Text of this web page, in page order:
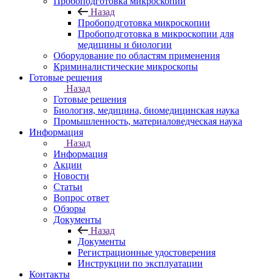
Назад
Пробоподготовка микроскопии
Пробоподготовка в микроскопии для
медицины и биологии
Оборудование по областям применения
Криминалистические микроскопы
Готовые решения
Назад
Готовые решения
Биология, медицина, биомедицинская наука
Промышленность, материаловедческая наука
Информация
Назад
Информация
Акции
Новости
Статьи
Вопрос ответ
Обзоры
Документы
Назад
Документы
Регистрационные удостоверения
Инструкции по эксплуатации
Контакты